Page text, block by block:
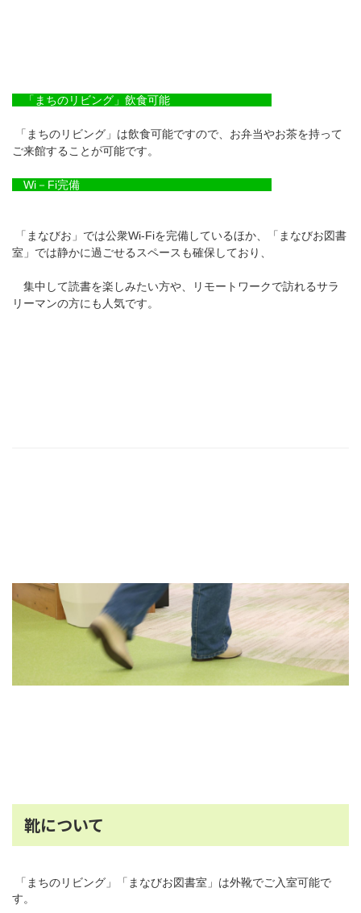
「まちのリビング」飲食可能
「まちのリビング」は飲食可能ですので、お弁当やお茶を持って
ご来館することが可能です。
Wi－Fi完備
「まなびお」では公衆Wi-Fiを完備しているほか、「まなびお図書
室」では静かに過ごせるスペースも確保しており、
集中して読書を楽しみたい方や、リモートワークで訪れるサラ
リーマンの方にも人気です。
靴について
「まちのリビング」「まなびお図書室」は外靴でご入室可能で
す。